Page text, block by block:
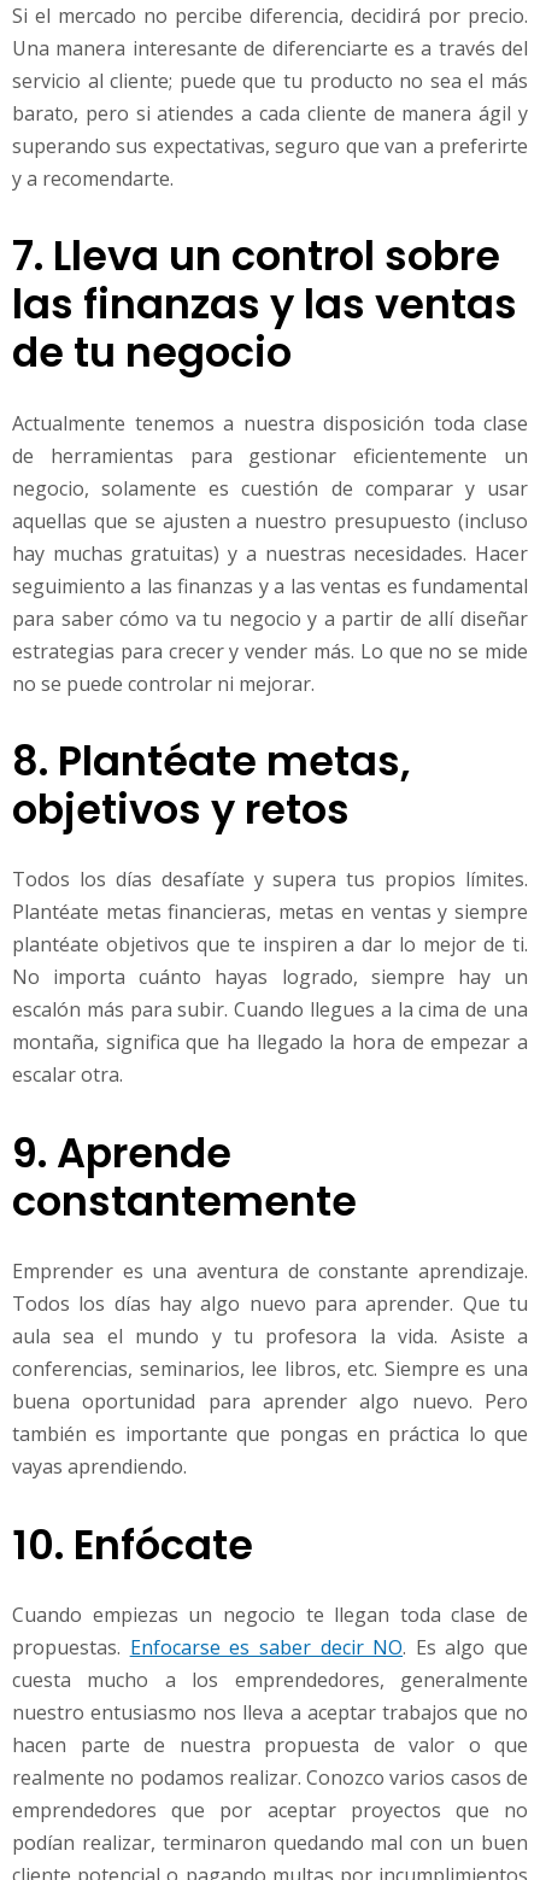
Si el mercado no percibe diferencia, decidirá por precio.
Una manera interesante de diferenciarte es a través del
servicio al cliente; puede que tu producto no sea el más
barato, pero si atiendes a cada cliente de manera ágil y
superando sus expectativas, seguro que van a preferirte
y a recomendarte.
7. Lleva un control sobre
las finanzas y las ventas
de tu negocio
Actualmente tenemos a nuestra disposición toda clase
de herramientas para gestionar eficientemente un
negocio, solamente es cuestión de comparar y usar
aquellas que se ajusten a nuestro presupuesto (incluso
hay muchas gratuitas) y a nuestras necesidades. Hacer
seguimiento a las finanzas y a las ventas es fundamental
para saber cómo va tu negocio y a partir de allí diseñar
estrategias para crecer y vender más. Lo que no se mide
no se puede controlar ni mejorar.
8. Plantéate metas,
objetivos y retos
Todos los días desafíate y supera tus propios límites.
Plantéate metas financieras, metas en ventas y siempre
plantéate objetivos que te inspiren a dar lo mejor de ti.
No importa cuánto hayas logrado, siempre hay un
escalón más para subir. Cuando llegues a la cima de una
montaña, significa que ha llegado la hora de empezar a
escalar otra.
9. Aprende
constantemente
Emprender es una aventura de constante aprendizaje.
Todos los días hay algo nuevo para aprender. Que tu
aula sea el mundo y tu profesora la vida. Asiste a
conferencias, seminarios, lee libros, etc. Siempre es una
buena oportunidad para aprender algo nuevo. Pero
también es importante que pongas en práctica lo que
vayas aprendiendo.
10. Enfócate
Cuando empiezas un negocio te llegan toda clase de
propuestas. Enfocarse es saber decir NO. Es algo que
cuesta mucho a los emprendedores, generalmente
nuestro entusiasmo nos lleva a aceptar trabajos que no
hacen parte de nuestra propuesta de valor o que
realmente no podamos realizar. Conozco varios casos de
emprendedores que por aceptar proyectos que no
podían realizar, terminaron quedando mal con un buen